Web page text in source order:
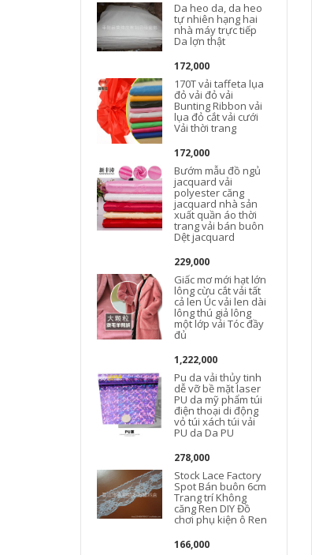
Da heo da, da heo
tự nhiên hạng hai
nhà máy trực tiếp
Da lợn thật
172,000
170T vải taffeta lụa
đỏ vải đỏ vải
Bunting Ribbon vải
lụa đỏ cắt vải cưới
Vải thời trang
172,000
Bướm mẫu đồ ngủ
jacquard vải
polyester căng
jacquard nhà sản
xuất quần áo thời
trang vải bán buôn
Dệt jacquard
229,000
Giấc mơ mới hạt lớn
lông cừu cắt vải tất
cả len Úc vải len dài
lông thú giả lông
một lớp vải Tóc đầy
đủ
1,222,000
Pu da vải thủy tinh
dễ vỡ bề mặt laser
PU da mỹ phẩm túi
điện thoại di động
vỏ túi xách túi vải
PU da Da PU
278,000
Stock Lace Factory
Spot Bán buôn 6cm
Trang trí Không
căng Ren DIY Đồ
chơi phụ kiện ô Ren
166,000